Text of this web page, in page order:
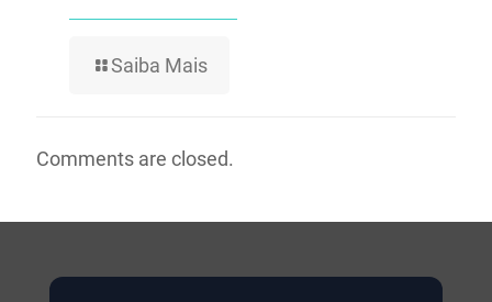
Saiba Mais
Comments are closed.